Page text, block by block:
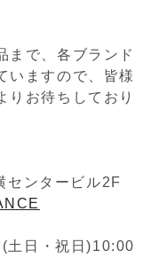
まで、各ブランド
いますので、皆様
りお待ちしており
センタービル2F
土日・祝日)10:00